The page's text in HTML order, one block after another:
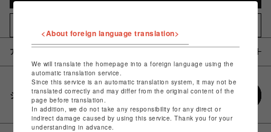
アイテム説明 / 素材
シェアする
<About foreign language translation>
We will translate the homepage into a foreign language using the
automatic translation service.
Since this service is an automatic translation system, it may not be
translated correctly and may differ from the original content of the
page before translation.
In addition, we do not take any responsibility for any direct or
indirect damage caused by using this service. Thank you for your
understanding in advance.